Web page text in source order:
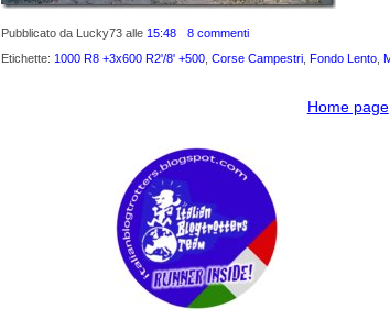
Pubblicato da Lucky73alle 15:48
8 commenti
Etichette: 1000 R8 +3x600 R2'/8' +500 ,Corse Campestri ,Fondo Lento ,
Home page